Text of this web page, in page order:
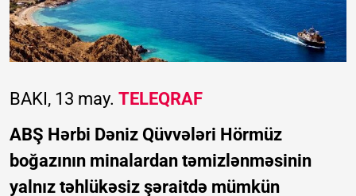
BAKI, 13 may. TELEQRAF
ABŞ Hərbi Dəniz Qüvvələri Hörmüz
boğazının minalardan təmizlənməsinin
yalnız təhlükəsiz şəraitdə mümkün